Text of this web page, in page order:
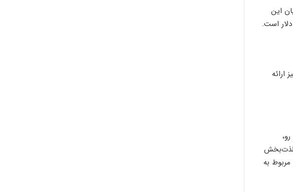
این
را نیز ارائه
لذت‌بخش
مربوط به